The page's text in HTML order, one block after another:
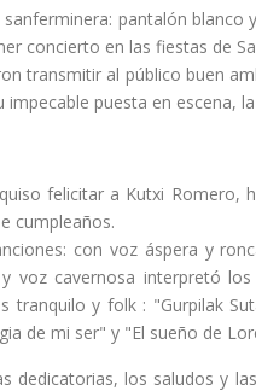
pantalón
concierto en las fiestas de
transmitir al público buen
puesta en escena,
felicitar a Kutxi
cumpleaños.
con voz áspera y
voz cavernosa interpretó
tranquilo y folk : "Gurpilak
de mi ser" y "El sueño de
dedicatorias, los saludos y